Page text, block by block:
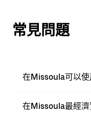
常見問題
在Missoula可以使
在Missoula最經濟